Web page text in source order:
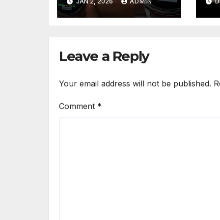
Pemantau Stress
Real-time
Leave a Reply
Your email address will not be published.
Comment *